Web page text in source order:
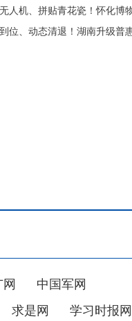
对非进出口额达800亿元
人机、拼贴青花瓷！怀化博
起“跨次元”
位、动态清退！湖南升级普
中国军网
求是网 学习时报网